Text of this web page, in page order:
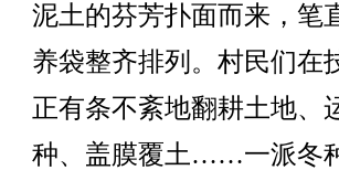
泥土的芬芳扑面而来，笔
养袋整齐排列。村民们在
正有条不紊地翻耕土地、
种、盖膜覆土……一派冬